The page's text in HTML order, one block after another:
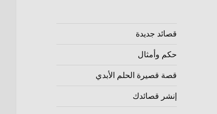
قصائد جديدة
حكم وأمثال
قصة قصيرة الحلم الأبدي
إنشر قصائدك